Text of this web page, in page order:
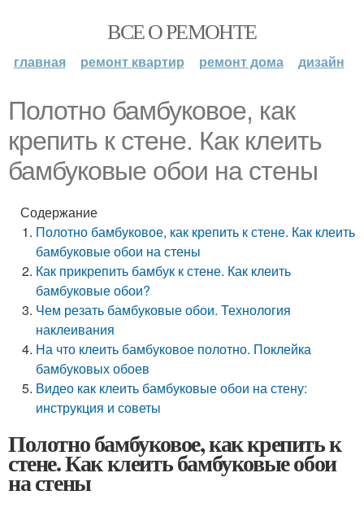
ВСЕ О РЕМОНТЕ
главная ремонт квартир ремонт дома дизайн
Полотно бамбуковое, как
крепить к стене. Как клеить
бамбуковые обои на стены
Содержание
Полотно бамбуковое, как крепить к стене. Как клеить
бамбуковые обои на стены
Как прикрепить бамбук к стене. Как клеить
бамбуковые обои?
Чем резать бамбуковые обои. Технология
наклеивания
На что клеить бамбуковое полотно. Поклейка
бамбуковых обоев
Видео как клеить бамбуковые обои на стену:
инструкция и советы
Полотно бамбуковое, как крепить к
стене. Как клеить бамбуковые обои
на стены